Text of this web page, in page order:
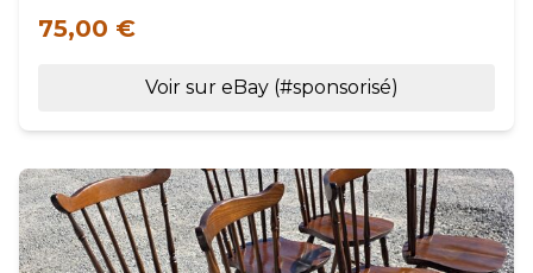
75,00 €
Voir sur eBay (#sponsorisé)